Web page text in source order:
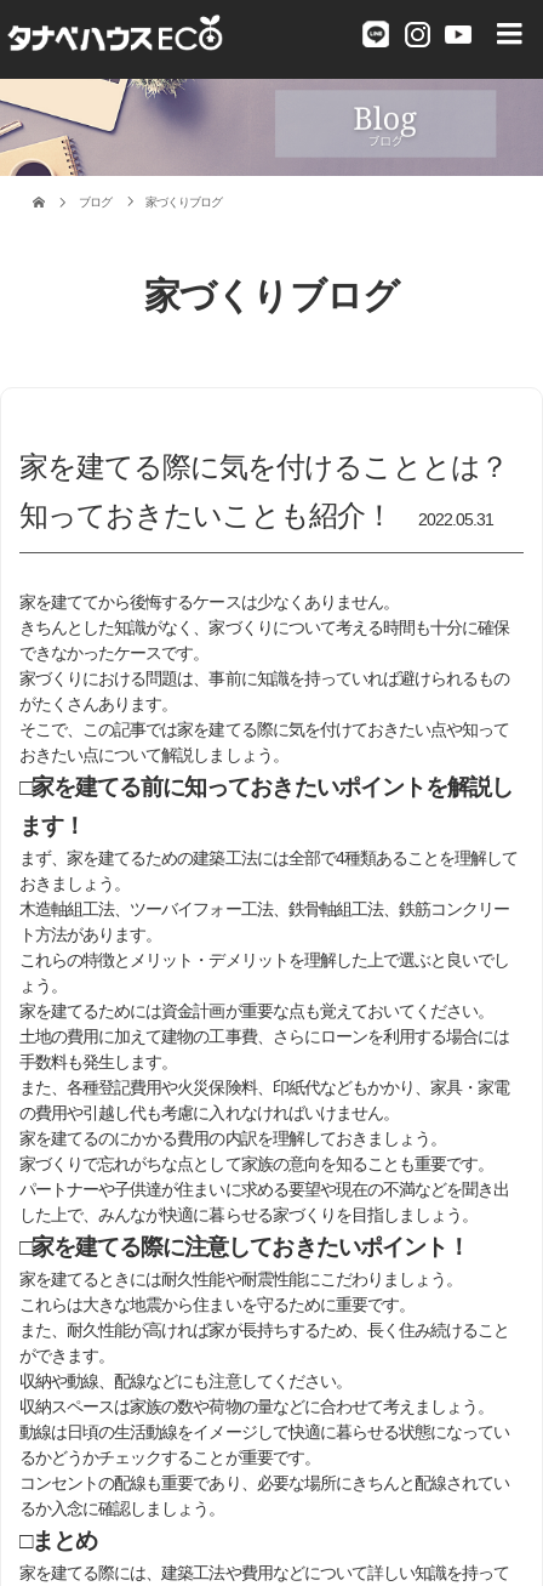
ブログ 家づくりブログ
家づくりブログ
家を建てる際に気を付けることとは？
知っておきたいことも紹介！
2022.05.31
家を建ててから後悔するケースは少なくありません。
きちんとした知識がなく、家づくりについて考える時間も十分に確保
できなかったケースです。
家づくりにおける問題は、事前に知識を持っていれば避けられるもの
がたくさんあります。
そこで、この記事では家を建てる際に気を付けておきたい点や知って
おきたい点について解説しましょう。
□家を建てる前に知っておきたいポイントを解説し
ます！
まず、家を建てるための建築工法には全部で4種類あることを理解して
おきましょう。
木造軸組工法、ツーバイフォー工法、鉄骨軸組工法、鉄筋コンクリー
ト方法があります。
これらの特徴とメリット・デメリットを理解した上で選ぶと良いでし
ょう。
家を建てるためには資金計画が重要な点も覚えておいてください。
土地の費用に加えて建物の工事費、さらにローンを利用する場合には
手数料も発生します。
また、各種登記費用や火災保険料、印紙代などもかかり、家具・家電
の費用や引越し代も考慮に入れなければいけません。
家を建てるのにかかる費用の内訳を理解しておきましょう。
家づくりで忘れがちな点として家族の意向を知ることも重要です。
パートナーや子供達が住まいに求める要望や現在の不満などを聞き出
した上で、みんなが快適に暮らせる家づくりを目指しましょう。
□家を建てる際に注意しておきたいポイント！
家を建てるときには耐久性能や耐震性能にこだわりましょう。
これらは大きな地震から住まいを守るために重要です。
また、耐久性能が高ければ家が長持ちするため、長く住み続けること
ができます。
収納や動線、配線などにも注意してください。
収納スペースは家族の数や荷物の量などに合わせて考えましょう。
動線は日頃の生活動線をイメージして快適に暮らせる状態になってい
るかどうかチェックすることが重要です。
コンセントの配線も重要であり、必要な場所にきちんと配線されてい
るか入念に確認しましょう。
□まとめ
家を建てる際には、建築工法や費用などについて詳しい知識を持って